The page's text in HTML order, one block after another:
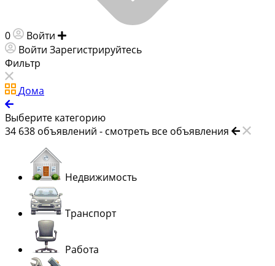
0 Войти
Войти Зарегистрируйтесь
Фильтр
Дома
Выберите категорию
34 638 объявлений - смотреть все объявления
Недвижимость
Транспорт
Работа